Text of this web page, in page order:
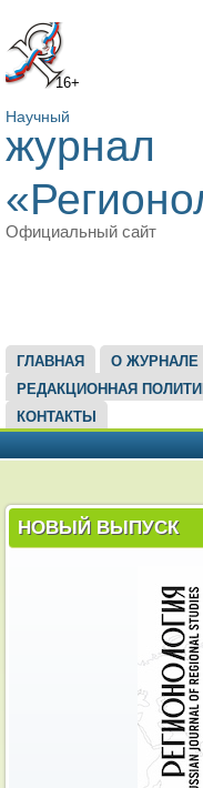
16+
Научный
журнал
Официальный сайт
ГЛАВНОЕ МЕНЮ
ГЛАВНАЯ О ЖУРНАЛЕ
РЕДАКЦИОННАЯ
КОНТАКТЫ
НОВЫЙ ВЫПУСК